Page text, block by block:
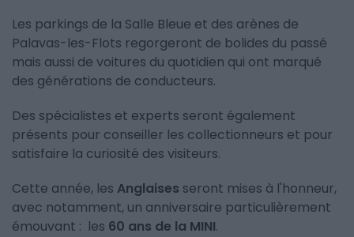
Les parkings de la Salle Bleue et des arènes de
Palavas-les-Flots regorgeront de bolides du passé
mais aussi de voitures du quotidien qui ont marqué
des générations de conducteurs.
Des spécialistes et experts seront également
présents pour conseiller les collectionneurs et pour
satisfaire la curiosité des visiteurs.
Cette année, les Anglaises seront mises à l'honneur,
avec notamment, un anniversaire particulièrement
émouvant : les 60 ans de la MINI.